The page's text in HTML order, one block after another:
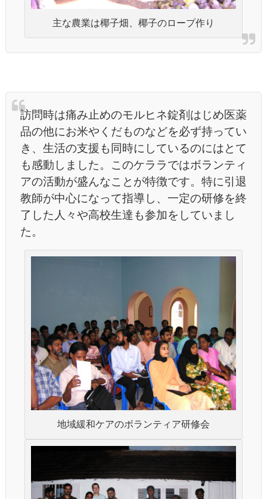
主な農業は椰子畑、椰子のロープ作り
訪問時は痛み止めのモルヒネ錠剤はじめ医薬
品の他にお米やくだものなどを必ず持ってい
き、生活の支援も同時にしているのにはとて
も感動しました。このケララではボランティ
アの活動が盛んなことが特徴です。特に引退
教師が中心になって指導し、一定の研修を終
了した人々や高校生達も参加をしていまし
た。
地域緩和ケアのボランティア研修会